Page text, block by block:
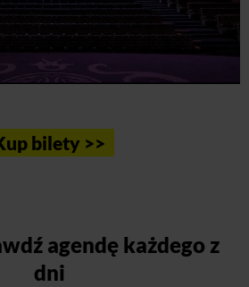
bilety >>
agendę każdego z
dni